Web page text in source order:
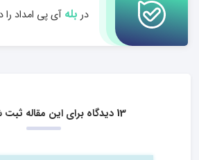
در بلهآی پی امداد را
13 دیدگاه برای این مقاله ثبت شده است